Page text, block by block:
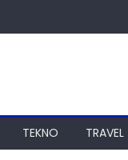
TEKNO TRAVEL